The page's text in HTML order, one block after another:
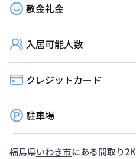
敷金礼金
入居可能人数
クレジットカード
駐車場
福島県いわき市にある間取り2K